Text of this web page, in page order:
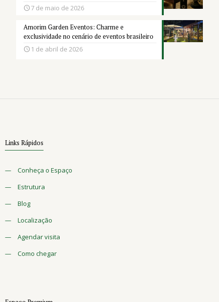
7 de maio de 2026
Amorim Garden Eventos: Charme e
exclusividade no cenário de eventos brasileiro
1 de abril de 2026
Links Rápidos
—
Conheça o Espaço
—
Estrutura
—
Blog
—
Localização
—
Agendar visita
—
Como chegar